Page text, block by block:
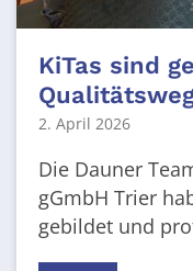
KiTas sind
2. April 2026
Die Dauner
gGmbH Trier
gebildet und